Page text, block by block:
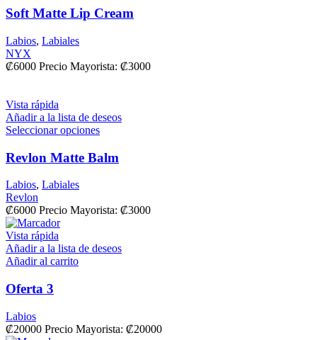
Soft Matte Lip Cream
Labios, Labiales
NYX
₡6000 Precio Mayorista: ₡3000
Vista rápida
Añadir a la lista de deseos
Seleccionar opciones
Revlon Matte Balm
Labios, Labiales
Revlon
₡6000 Precio Mayorista: ₡3000
Vista rápida
Añadir a la lista de deseos
Añadir al carrito
Oferta 3
Labios
₡20000 Precio Mayorista: ₡20000